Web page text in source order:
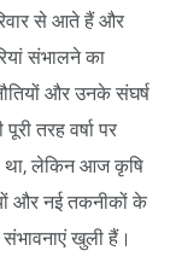
से आते हैं और
संभालने का
और उनके संघर्ष
तरह वर्षा पर
था, लेकिन आज कृषि
और नई तकनीकों के
खुली हैं।